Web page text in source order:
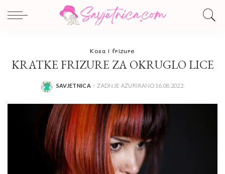
Kosa i frizure
KRATKE FRIZURE ZA OKRUGLO LICE
POSTED
SAVJETNICA ZADNJE AŽURIRANO 16.08.2022.